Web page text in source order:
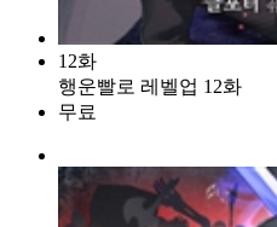
12화
행운빨로 레벨업 12화
무료